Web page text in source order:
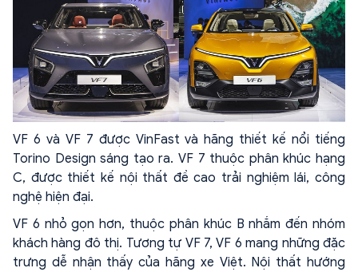
VF 6 và VF 7 được VinFast và hãng thiết kế nổi tiếng
Torino Design sáng tạo ra. VF 7 thuộc phân khúc hạng
C, được thiết kế nội thất đề cao trải nghiệm lái, công
nghệ hiện đại.
VF 6 nhỏ gọn hơn, thuộc phân khúc B nhắm đến nhóm
khách hàng đô thị. Tương tự VF 7, VF 6 mang những đặc
trưng dễ nhận thấy của hãng xe Việt. Nội thất hướng